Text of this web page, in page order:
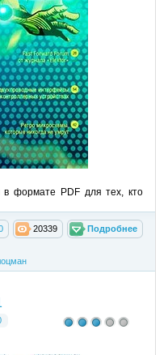
формате PDF для тех, кто
Подробнее
20339